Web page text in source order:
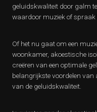
geluidskwaliteit door galm
waardoor muziek of spraak
Of het nu gaat om een
woonkamer, akoestische
creëren van een optimale
belangrijkste voordelen van
van de geluidskwaliteit.